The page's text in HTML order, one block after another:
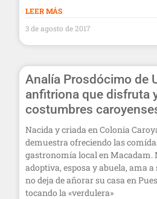
LEER MÁS
3 de agosto de 2017
Analía Prosdócimo de
anfitriona que disfruta
costumbres
Nacida y criada en Colonia
demuestra ofreciendo las
gastronomía local en Macadam.
adoptiva, esposa y abuela, ama
no deja de añorar su casa en
tocando la «verdulera»